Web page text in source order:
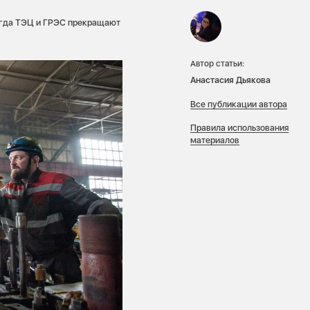
ТЭЦ и ГРЭС прекращают
Автор статьи:
Анастасия Дьякова
Все публикации автора
Правила использования
материалов